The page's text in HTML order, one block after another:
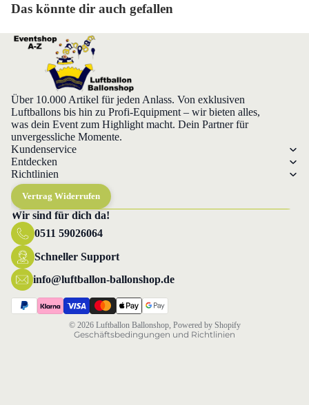
Das könnte dir auch gefallen
Über 10.000 Artikel für jeden Anlass. Von exklusiven
Luftballons bis hin zu Profi-Equipment – wir bieten alles,
was dein Event zum Highlight macht. Dein Partner für
unvergessliche Momente.
Kundenservice
Entdecken
Richtlinien
Vertrag Widerrufen
Wir sind für dich da!
0511 59026064
Schneller Support
info@luftballon-ballonshop.de
© 2026 Luftballon Ballonshop, Powered by Shopify
Geschäftsbedingungen und Richtlinien
Datenschutzerklärung
Widerrufsrecht
AGB
Versand
Impressum